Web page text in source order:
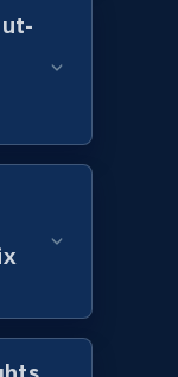
Collects
Initial
and